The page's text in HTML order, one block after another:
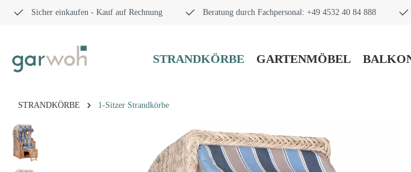
Sicher einkaufen - Kauf auf Rechnung Beratung durch Fachpersonal: +49 4532 40 84 888
STRANDKÖRBE GARTENMÖBEL
STRANDKÖRBE 1-Sitzer Strandkörbe